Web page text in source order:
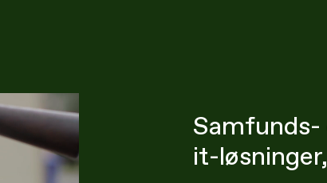
Samfunds-
it-løsninger,